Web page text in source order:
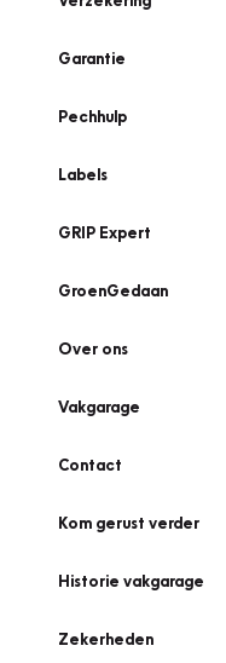
Garantie
Pechhulp
Labels
GRIP Expert
GroenGedaan
Over ons
Vakgarage
Contact
Kom gerust verder
Historie vakgarage
Zekerheden